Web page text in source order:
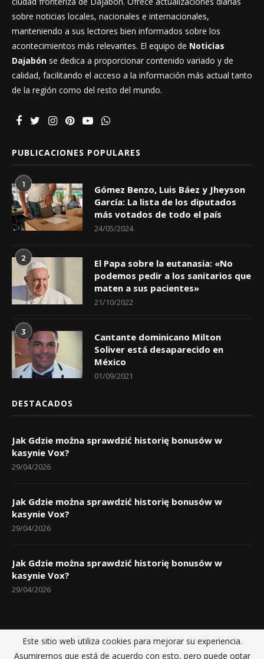
sobre noticias locales, nacionales e internacionales,
manteniendo a sus lectores bien informados sobre los
acontecimientos más relevantes. El equipo de Noticias
Dajabón se dedica a proporcionar contenido variado y de
calidad, facilitando el acceso a la información más actual tanto
de la región como del resto del mundo.
PUBLICACIONES POPULARES
1
Gómez Benzo, Luis Báez y Jheyson
García: La lista de los diputados
más votados de todo el país
24/05/2024
2
El Papa sobre la eutanasia: «No
podemos pedir a los sanitarios que
maten a sus pacientes»
21/10/2022
3
Cantante dominicano Milton
Soliver está desaparecido en
México
01/09/2021
DESTACADOS
Jak Gdzie można sprawdzić historię bonusów w
kasynie Vox?
29/04/2026
Jak Gdzie można sprawdzić historię bonusów w
kasynie Vox?
29/04/2026
Jak Gdzie można sprawdzić historię bonusów w
kasynie Vox?
29/04/2026
Inicio Políticas de privacidad Sobre nosotros Contactos
Este sitio web utiliza cookies para mejorar su experiencia.
Asumiremos que está de acuerdo con esto, pero puede optar